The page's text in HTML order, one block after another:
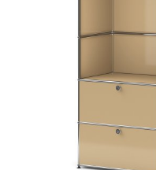
Sitzsäcke